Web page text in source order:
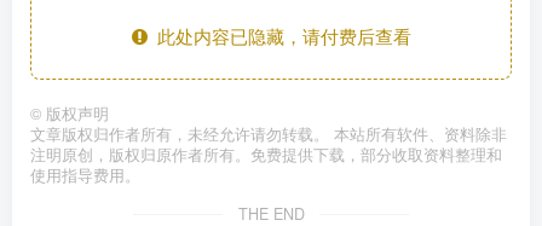
此处内容已隐藏，请付费后查看
© 版权声明
文章版权归作者所有，未经允许请勿转载。 本站所有软件、资料除非
注明原创，版权归原作者所有。免费提供下载，部分收取资料整理和
使用指导费用。
THE END